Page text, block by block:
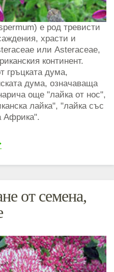
е род тревисти
храсти и
или Asteraceae,
континент.
гръцката дума,
дума, означаваща
още "лайка от нос",
лайка", "лайка със
Африка".
от семена,